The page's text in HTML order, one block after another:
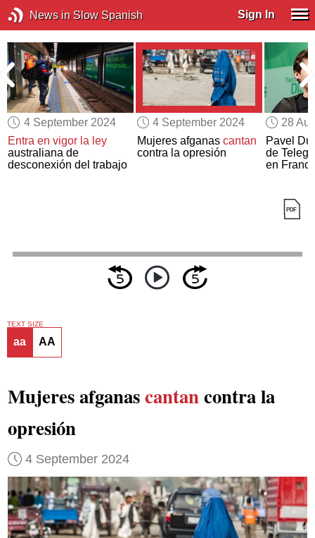
News in Slow Spanish Sign In
4 September 2024
Entra en vigor la ley
australiana de
desconexión del trabajo
4 September 2024
Mujeres afganas cantan
contra la opresión
28
Pavel
de
en
TEXT SIZE
aa AA
Mujeres afganascantancontra la
opresión
4 September 2024